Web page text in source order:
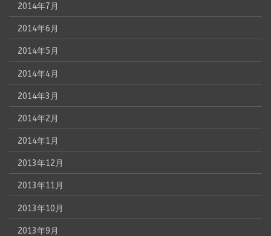
2014年7月
2014年6月
2014年5月
2014年4月
2014年3月
2014年2月
2014年1月
2013年12月
2013年11月
2013年10月
2013年9月